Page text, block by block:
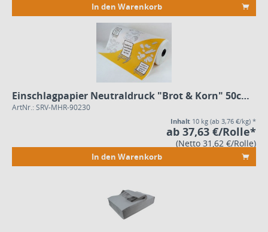
In den Warenkorb
Einschlagpapier Neutraldruck "Brot & Korn" 50cm, 10kg Secarerolle
ArtNr.: SRV-MHR-90230
Inhalt 10 kg (ab 3,76 €/kg) *
ab 37,63 €/Rolle*
(Netto 31,62 €/Rolle)
In den Warenkorb